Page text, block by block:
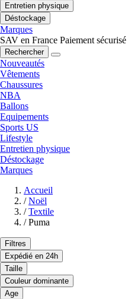
Entretien physique
Déstockage
Marques
SAV en France Paiement sécurisé
Rechercher
Nouveautés
Vêtements
Chaussures
NBA
Ballons
Equipements
Sports US
Lifestyle
Entretien physique
Déstockage
Marques
Accueil
/ Noël
/ Textile
/ Puma
Filtres
Expédié en 24h
Taille
Couleur dominante
Age